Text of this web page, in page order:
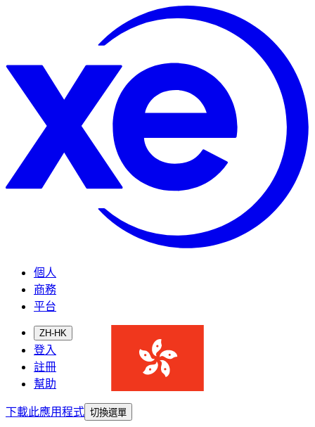
個人
商務
平台
ZH-HK
登入
註冊
幫助
下載此應用程式 切換選單